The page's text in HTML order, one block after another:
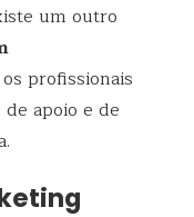
um outro
profissionais
apoio e de